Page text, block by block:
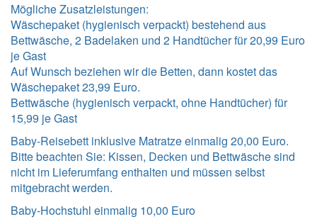
Mögliche Zusatzleistungen:
Wäschepaket (hygienisch verpackt) bestehend aus
Bettwäsche, 2 Badelaken und 2 Handtücher für 20,99 Euro
je Gast
Auf Wunsch beziehen wir die Betten, dann kostet das
Wäschepaket 23,99 Euro.
Bettwäsche (hygienisch verpackt, ohne Handtücher) für
15,99 je Gast
Baby-Reisebett inklusive Matratze einmalig 20,00 Euro.
Bitte beachten Sie: Kissen, Decken und Bettwäsche sind
nicht im Lieferumfang enthalten und müssen selbst
mitgebracht werden.
Baby-Hochstuhl einmalig 10,00 Euro